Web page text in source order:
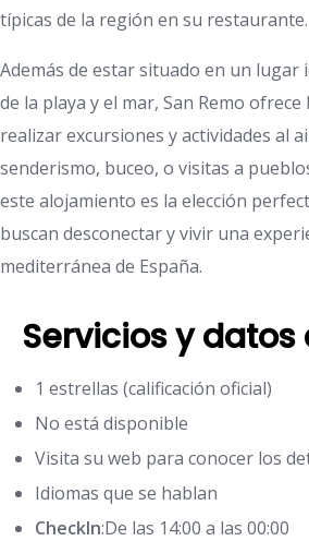
típicas de la región en su restaurante.
Además de estar situado en un
de la playa y el mar, San Remo
realizar excursiones y actividades al
senderismo, buceo, o visitas a
este alojamiento es la elección
buscan desconectar y vivir una
mediterránea de España.
Servicios y
1 estrellas (calificación oficial)
No está disponible
Visita su web para conocer los
Idiomas que se hablan
CheckIn:De las 14:00 a las 00:00